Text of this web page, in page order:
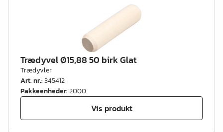
Trædyvel Ø15,88 50 birk Glat
Trædyvler
Art. nr.:345412
Pakkeenheder:2000
Vis produkt